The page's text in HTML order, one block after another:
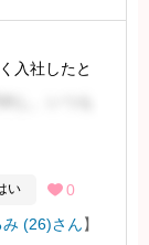
入社したと
室しまし
ジとは少し
い  0
(26)さん】